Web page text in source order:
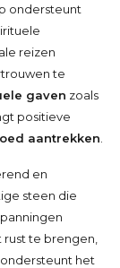
ondersteunt
reizen
te
gaven zoals
positieve
aantrekken
en
steen die
te brengen,
het